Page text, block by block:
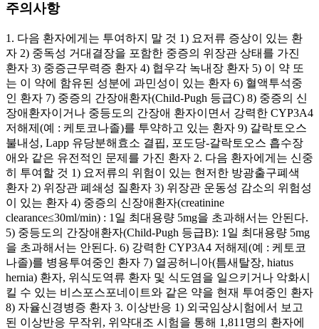
주의사항
1. 다음 환자에게는 투여하지 말 것 1) 요저류 증상이 있는 환
자 2) 중독성 거대결장을 포함한 중증의 위장관 상태를 가진
환자 3) 중증근무력증 환자 4) 협우각 녹내장 환자 5) 이 약 또
는 이 약에 함유된 성분에 과민성이 있는 환자 6) 혈액투석중
인 환자 7) 중증의 간장애환자(Child-Pugh 등급C) 8) 중증의 신
장애환자이거나 중등도의 간장애 환자이면서 강력한 CYP3A4
저해제(예 : 케토코나졸)를 투약하고 있는 환자 9) 갈락토오스
불내성, Lapp 유당분해효소 결핍, 포도당-갈락토오스 흡수장
애와 같은 유전적인 문제를 가진 환자 2. 다음 환자에게는 신중
히 투여할 것 1) 요저류의 위험이 있는 현저한 방광출구폐색
환자 2) 위장관 폐쇄성 질환자 3) 위장관 운동성 감소의 위험성
이 있는 환자 4) 중증의 신장애환자(creatinine
clearance≤30ml/min) : 1일 최대용량 5mg을 초과해서는 안된다.
5) 중등도의 간장애환자(Child-Pugh 등급B): 1일 최대용량 5mg
을 초과해서는 안된다. 6) 강력한 CYP3A4 저해제(예 : 케토코
나졸)를 병용투여중인 환자 7) 열공허니아(틈새탈장, hiatus
hernia) 환자, 위식도역류 환자 및 식도염을 일으키거나 악화시
킬 수 있는 비스포스포네이트와 같은 약을 현재 투여중인 환자
8) 자율신경병증 환자 3. 이상반응 1) 외국임상시험에서 보고
된 이상반응 무작위, 위약대조 시험을 통해 1,811명의 환자에